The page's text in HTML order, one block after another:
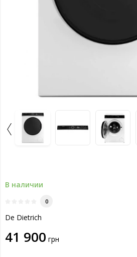
В наличии
0
De Dietrich
41 900 грн